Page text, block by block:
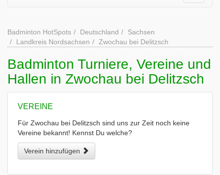
Badminton HotSpots Deutschland
Sachsen
Landkreis Nordsachsen
Zwochau bei Delitzsch
Badminton Turniere, Vereine und
Hallen in Zwochau bei Delitzsch
VEREINE
Für Zwochau bei Delitzsch sind uns zur Zeit noch keine
Vereine bekannt! Kennst Du welche?
Verein hinzufügen